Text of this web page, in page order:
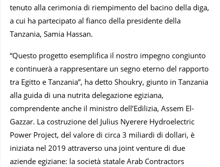
tenuto alla cerimonia di riempimento del bacino della diga,
a cui ha partecipato al fianco della presidente della
Tanzania, Samia Hassan.
“Questo progetto esemplifica il nostro impegno congiunto
e continuerà a rappresentare un segno eterno del rapporto
tra Egitto e Tanzania”, ha detto Shoukry, giunto in Tanzania
alla guida di una nutrita delegazione egiziana,
comprendente anche il ministro dell’Edilizia, Assem El-
Gazzar. La costruzione del Julius Nyerere Hydroelectric
Power Project, del valore di circa 3 miliardi di dollari, è
iniziata nel 2019 attraverso una joint venture di due
aziende egiziane: la società statale Arab Contractors